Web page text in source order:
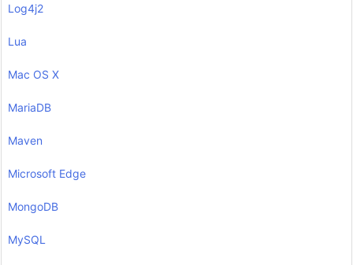
Log4j2
Lua
Mac OS X
MariaDB
Maven
Microsoft Edge
MongoDB
MySQL